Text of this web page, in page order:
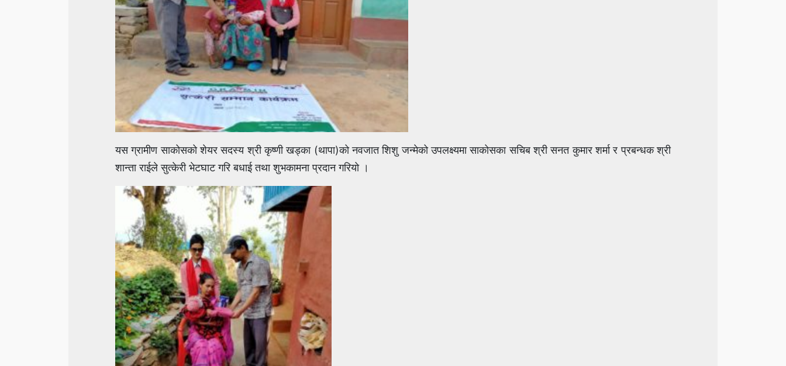
यस ग्रामीण साकोसको शेयर सदस्य श्री कृष्णी खड्का (थापा)को नवजात शिशु जन्मेको उपलक्ष्यमा साकोसका सचिब श्री सनत कुमार शर्मा र प्रबन्धक श्री
शान्ता राईले सुत्केरी भेटघाट गरि बधाई तथा शुभकामना प्रदान गरियो ।